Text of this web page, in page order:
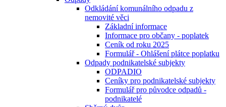
Odkládání komunálního odpadu z
nemovité věci
Základní informace
Informace pro občany - poplatek
Ceník od roku 2025
Formulář - Ohlášení plátce poplatku
Odpady podnikatelské subjekty
ODPADIO
Ceníky pro podnikatelské subjekty
Formulář pro původce odpadů -
podnikatelé